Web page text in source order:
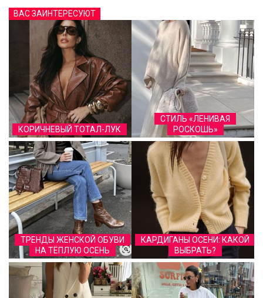
ВАС ЗАИНТЕРЕСУЮТ
КОРИЧНЕВЫЙ ТОТАЛ-ЛУК
СТИЛЬ «ЛЕНИВАЯ
РОСКОШЬ»
ТРЕНДЫ ЖЕНСКОЙ ОБУВИ
НА ТЁПЛУЮ ОСЕНЬ
КАРДИГАНЫ ОСЕНИ: КАКОЙ
ВЫБРАТЬ?